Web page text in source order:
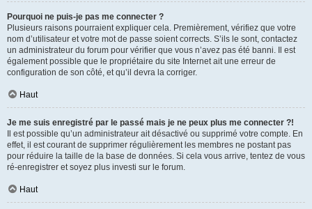
Pourquoi ne puis-je pas me connecter ?
Plusieurs raisons pourraient expliquer cela. Premièrement, vérifiez que votre
nom d’utilisateur et votre mot de passe soient corrects. S’ils le sont, contactez
un administrateur du forum pour vérifier que vous n’avez pas été banni. Il est
également possible que le propriétaire du site Internet ait une erreur de
configuration de son côté, et qu’il devra la corriger.
Haut
Je me suis enregistré par le passé mais je ne peux plus me connecter ?!
Il est possible qu’un administrateur ait désactivé ou supprimé votre compte. En
effet, il est courant de supprimer régulièrement les membres ne postant pas
pour réduire la taille de la base de données. Si cela vous arrive, tentez de vous
ré-enregistrer et soyez plus investi sur le forum.
Haut